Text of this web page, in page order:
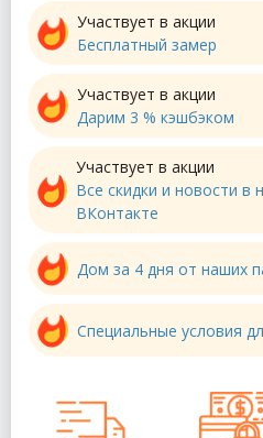
Участвует в акции
Бесплатный замер
Участвует в акции
Дарим 3 % кэшбэком
Участвует в акции
Все скидки и новости
ВКонтакте
Дом за 4 дня от наших
Специальные условия